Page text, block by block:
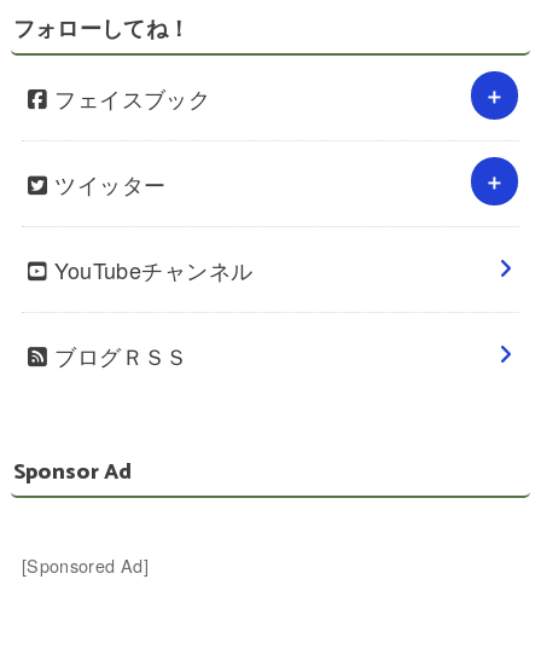
フォローしてね！
フェイスブック
ツイッター
YouTubeチャンネル
ブログＲＳＳ
Sponsor Ad
[Sponsored Ad]